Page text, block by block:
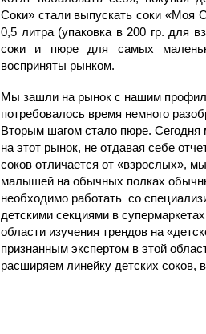
Соки» стали выпускать соки
0,5 литра (упаковка в 200 гр. для
соки и пюре для самых
восприняты рынком.
Мы зашли на рынок с нашим
потребовалось время немного
Вторым шагом стало пюре. Сегодня
на этот рынок, не отдавая себе
соков отличается от «взрослых»,
малышей на обычных полках
необходимо работать со
детскими секциями в
области изучения трендов на
признанным экспертом в этой
расширяем линейку детских